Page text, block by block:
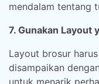
mendalam tentang
7. Gunakan
Layout brosur
disampaikan
untuk menarik